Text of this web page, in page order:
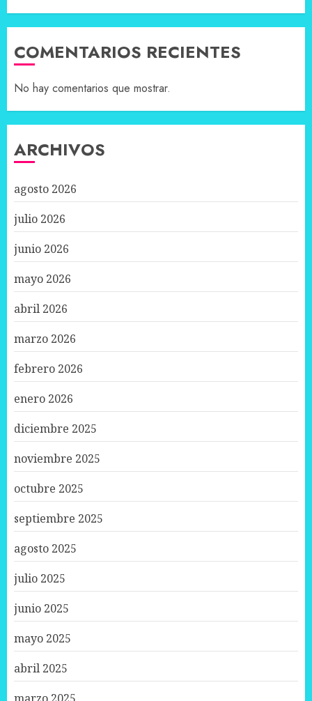
COMENTARIOS RECIENTES
No hay comentarios que mostrar.
ARCHIVOS
agosto 2026
julio 2026
junio 2026
mayo 2026
abril 2026
marzo 2026
febrero 2026
enero 2026
diciembre 2025
noviembre 2025
octubre 2025
septiembre 2025
agosto 2025
julio 2025
junio 2025
mayo 2025
abril 2025